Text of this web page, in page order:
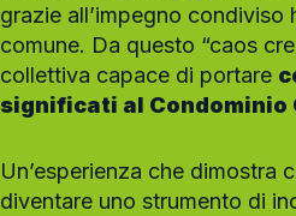
grazie all’impegno
comune. Da questo “caos
collettiva capace di portare
significati al Condominio
Un’esperienza che dimostra
diventare uno strumento di